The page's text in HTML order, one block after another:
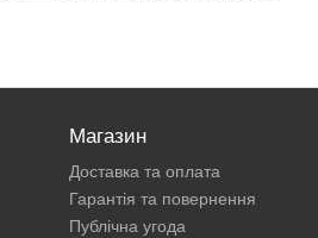
Магазин
Доставка та оплата
Гарантія та повернення
Публічна угода